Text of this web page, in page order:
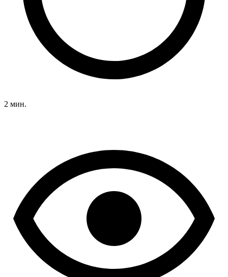
2 мин.